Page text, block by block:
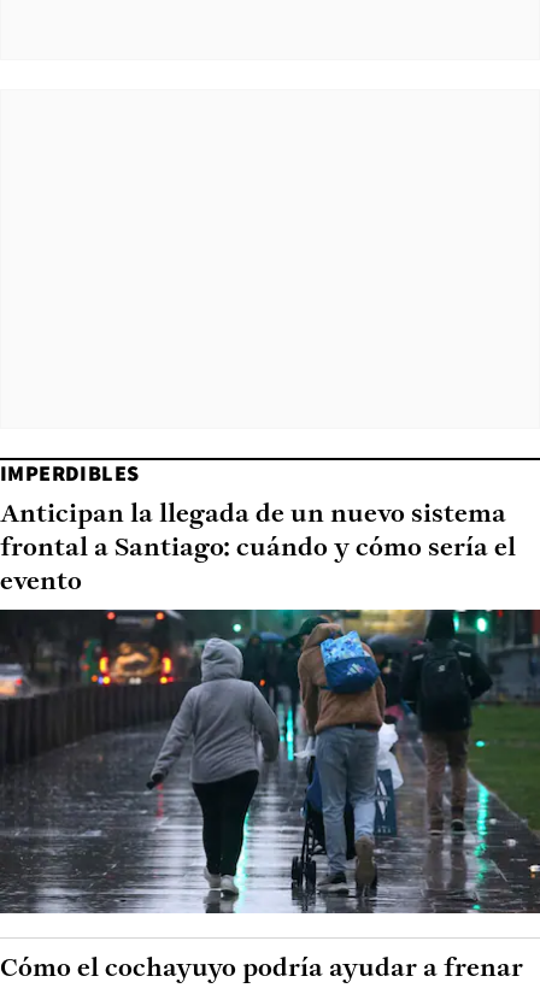
IMPERDIBLES
Anticipan la llegada de un nuevo sistema
frontal a Santiago: cuándo y cómo sería el
evento
Cómo el cochayuyo podría ayudar a frenar